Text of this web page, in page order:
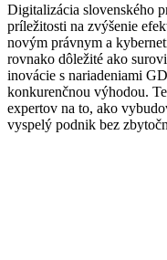
Digitalizácia slovenského
príležitosti na zvýšenie
novým právnym a
rovnako dôležité ako
inovácie s nariadeniami
konkurenčnou výhodou.
expertov na to, ako
vyspelý podnik bez